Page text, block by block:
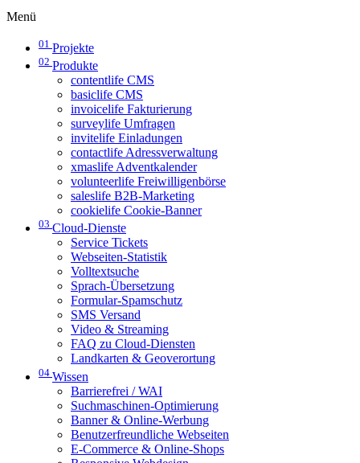
Menü
01 Projekte
02 Produkte
contentlife CMS
basiclife CMS
invoicelife Fakturierung
surveylife Umfragen
invitelife Einladungen
contactlife Adressverwaltung
xmaslife Adventkalender
volunteerlife Freiwilligenbörse
saleslife B2B-Marketing
cookielife Cookie-Banner
03 Cloud-Dienste
Service Tickets
Webseiten-Statistik
Volltextsuche
Sprach-Übersetzung
Formular-Spamschutz
SMS Versand
Video & Streaming
FAQ zu Cloud-Diensten
Landkarten & Geoverortung
04 Wissen
Barrierefrei / WAI
Suchmaschinen-Optimierung
Banner & Online-Werbung
Benutzerfreundliche Webseiten
E-Commerce & Online-Shops